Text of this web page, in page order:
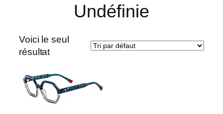
Undéfinie
Voici le seul
résultat